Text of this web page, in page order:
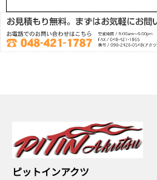
ピットインアクツ